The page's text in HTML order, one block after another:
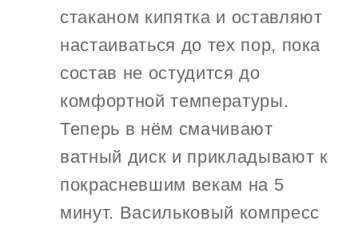
стаканом кипятка и оставляют
настаиваться до тех пор, пока
состав не остудится до
комфортной температуры.
Теперь в нём смачивают
ватный диск и прикладывают к
покрасневшим векам на 5
минут. Васильковый компресс